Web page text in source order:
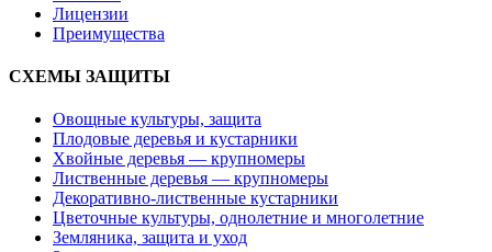
Лицензии
Преимущества
СХЕМЫ ЗАЩИТЫ
Овощные культуры, защита
Плодовые деревья и кустарники
Хвойные деревья — крупномеры
Лиственные деревья — крупномеры
Декоративно-лиственные кустарники
Цветочные культуры, однолетние и многолетние
Земляника, защита и уход